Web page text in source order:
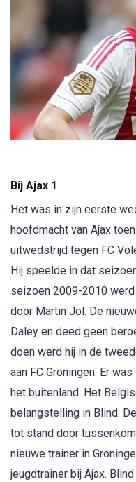
Bij Ajax 1
Het was in zijn eerste
hoofdmacht van Ajax
uitwedstrijd tegen FC
Hij speelde in dat
seizoen 2009-2010
door Martin Jol. De
Daley en deed geen
doen werd hij in de
aan FC Groningen. Er
het buitenland. Het
belangstelling in Blind.
tot stand door
nieuwe trainer in
jeugdtrainer bij Ajax.